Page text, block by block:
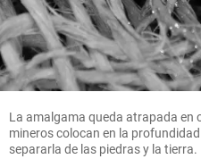
La amalgama queda atrapada en
mineros colocan en la
separarla de las piedras y la tierra.